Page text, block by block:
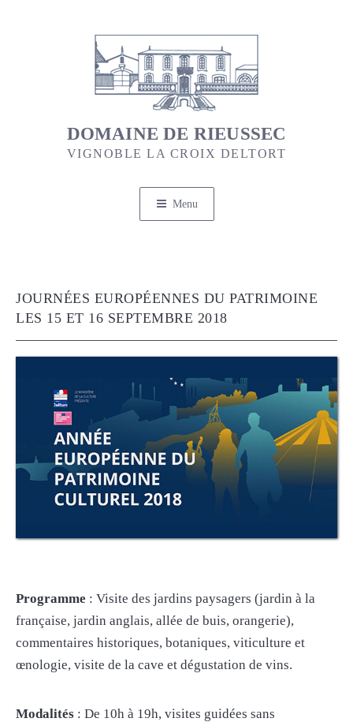
DOMAINE DE RIEUSSEC
VIGNOBLE LA CROIX DELTORT
Menu
JOURNÉES EUROPÉENNES DU PATRIMOINE
LES 15 ET 16 SEPTEMBRE 2018
Programme : Visite des jardins paysagers (jardin à la
française, jardin anglais, allée de buis, orangerie),
commentaires historiques, botaniques, viticulture et
œnologie, visite de la cave et dégustation de vins.
Modalités : De 10h à 19h, visites guidées sans